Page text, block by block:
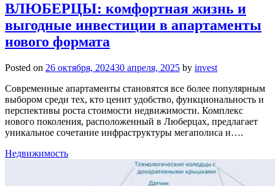
ВЛЮБЕРЦЫ: комфортная жизнь и
выгодные инвестиции в апартаменты
нового формата
Posted on 26 октября, 202430 апреля, 2025 by invest
Современные апартаменты становятся все более популярным
выбором среди тех, кто ценит удобство, функциональность и
перспективы роста стоимости недвижимости. Комплекс
нового поколения, расположенный в Люберцах, предлагает
уникальное сочетание инфраструктуры мегаполиса и….
Недвижимость